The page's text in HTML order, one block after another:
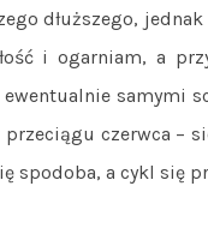
dłuższego,
i ogarniam, a
samymi
czerwca –
spodoba, a cykl się